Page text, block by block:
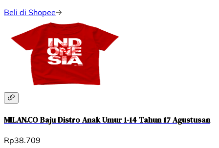
Beli di Shopee
MILAN.CO Baju Distro Anak Umur 1-14 Tahun 17 Agustusan
Rp38.709